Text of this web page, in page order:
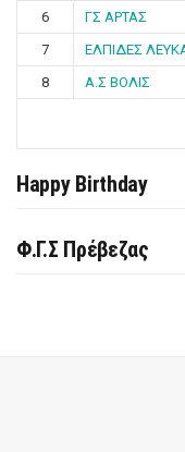
6
ΓΣ ΑΡΤΑΣ
7
ΕΛΠΙΔΕΣ
8
Α.Σ ΒΟΛΙΣ
Happy Birthday
Φ.Γ.Σ Πρέβεζας